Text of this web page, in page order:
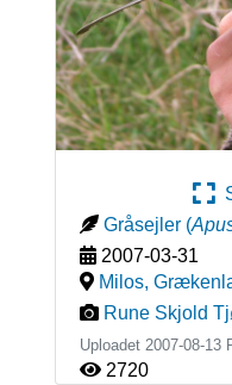
Gråsejler (
2007-03-31
Milos,
Rune Skjold
Uploadet 2007-08-13
2720